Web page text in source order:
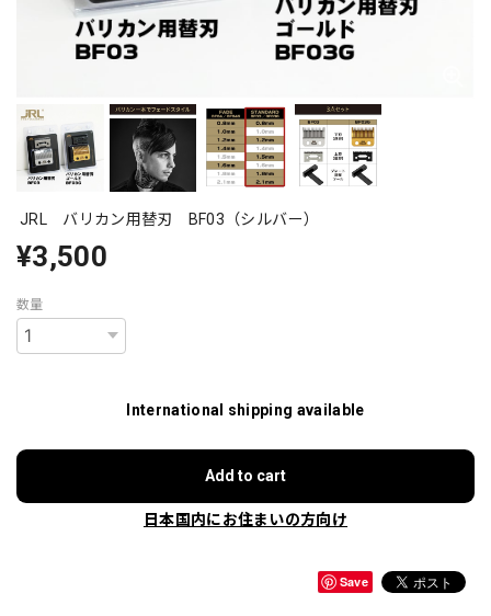
JRL バリカン用替刃 BF03（シルバー）
¥3,500
数量
International shipping available
Add to cart
日本国内にお住まいの方向け
Save